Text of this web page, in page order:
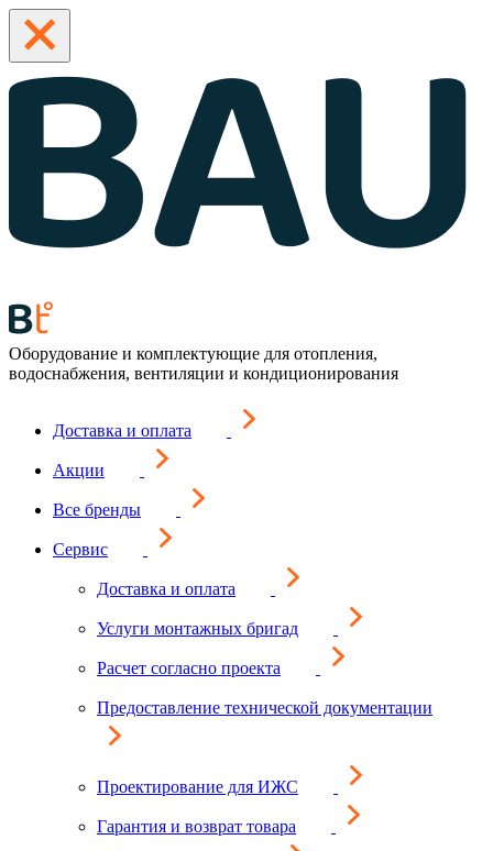
Оборудование и комплектующие для отопления,
водоснабжения, вентиляции и кондиционирования
Доставка и оплата
Акции
Все бренды
Сервис
Доставка и оплата
Услуги монтажных бригад
Расчет согласно проекта
Предоставление технической документации
Проектирование для ИЖС
Гарантия и возврат товара